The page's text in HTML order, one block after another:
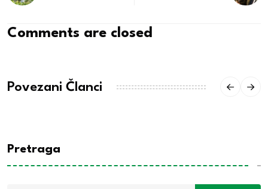
Comments are closed
Povezani Članci
Pretraga